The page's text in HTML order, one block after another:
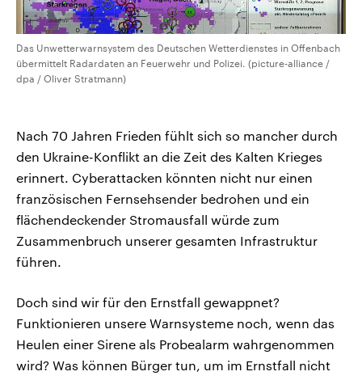
Das Unwetterwarnsystem des Deutschen Wetterdienstes in Offenbach
übermittelt Radardaten an Feuerwehr und Polizei. (picture-alliance /
dpa / Oliver Stratmann)
Nach 70 Jahren Frieden fühlt sich so mancher durch
den Ukraine-Konflikt an die Zeit des Kalten Krieges
erinnert. Cyberattacken könnten nicht nur einen
französischen Fernsehsender bedrohen und ein
flächendeckender Stromausfall würde zum
Zusammenbruch unserer gesamten Infrastruktur
führen.
Doch sind wir für den Ernstfall gewappnet?
Funktionieren unsere Warnsysteme noch, wenn das
Heulen einer Sirene als Probealarm wahrgenommen
wird? Was können Bürger tun, um im Ernstfall nicht